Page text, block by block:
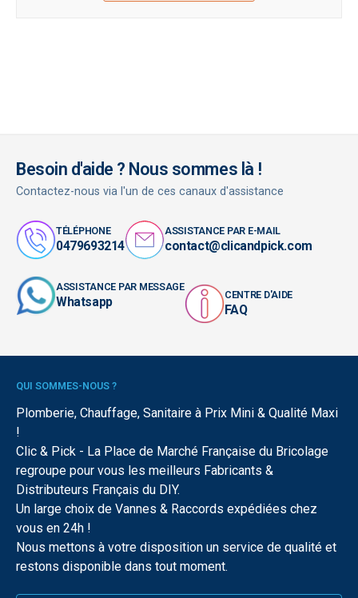
Besoin d'aide ? Nous sommes là !
Contactez-nous via l'un de ces canaux d'assistance
TÉLÉPHONE
0479693214
ASSISTANCE PAR E-MAIL
contact@clicandpick.com
ASSISTANCE PAR MESSAGE
Whatsapp CENTRE D'AIDE
FAQ
QUI SOMMES-NOUS ?
Plomberie, Chauffage, Sanitaire à Prix Mini & Qualité Maxi
!
Clic & Pick - La Place de Marché Française du Bricolage
regroupe pour vous les meilleurs Fabricants &
Distributeurs Français du DIY.
Un large choix de Vannes & Raccords expédiées chez
vous en 24h !
Nous mettons à votre disposition un service de qualité et
restons disponible dans tout moment.